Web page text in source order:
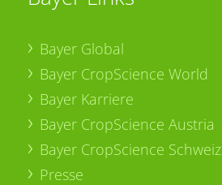
Bayer Global
Bayer CropScience World
Bayer Karriere
Bayer CropScience Austria
Bayer CropScience Schweiz
Presse